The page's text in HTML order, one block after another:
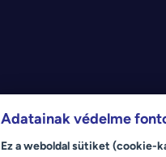
Adatainak védelme
Ez a weboldal sütiket (cookie-